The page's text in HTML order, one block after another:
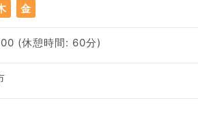
金
(休憩時間: 60分)